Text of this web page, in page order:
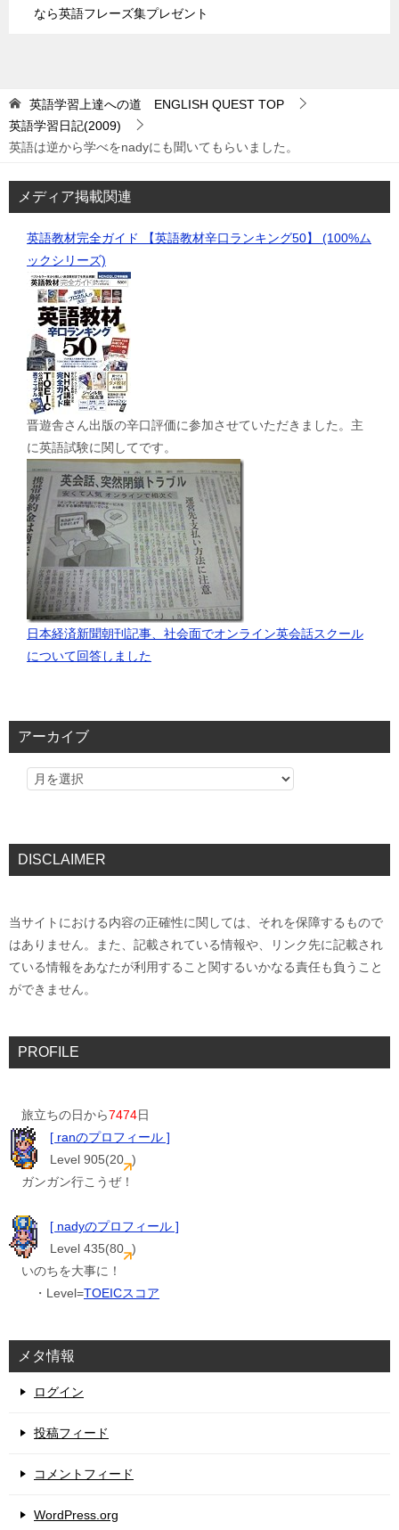
なら英語フレーズ集プレゼント
英語学習上達への道 ENGLISH QUEST TOP
英語学習日記(2009)
英語は逆から学べをnadyにも聞いてもらいました。
メディア掲載関連
英語教材完全ガイド 【英語教材辛口ランキング50】 (100%ム
ックシリーズ)
晋遊舎さん出版の辛口評価に参加させていただきました。主
に英語試験に関してです。
日本経済新聞朝刊記事、社会面でオンライン英会話スクール
について回答しました
アーカイブ
DISCLAIMER
当サイトにおける内容の正確性に関しては、それを保障するもので
はありません。また、記載されている情報や、リンク先に記載され
ている情報をあなたが利用すること関するいかなる責任も負うこと
ができません。
PROFILE
旅立ちの日から7474日
[ ranのプロフィール ]
Level 905(20 )
ガンガン行こうぜ！
[ nadyのプロフィール ]
Level 435(80 )
いのちを大事に！
・Level=TOEICスコア
メタ情報
ログイン
投稿フィード
コメントフィード
WordPress.org